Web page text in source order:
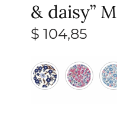
& daisy”
$ 104,85